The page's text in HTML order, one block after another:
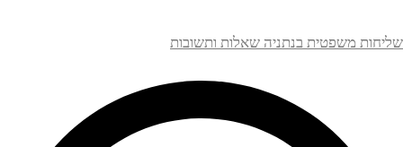
משפטית בנתניה שאלות ותשובות